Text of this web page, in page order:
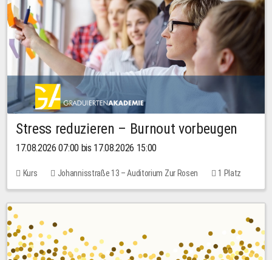
Stress reduzieren – Burnout vorbeugen
17.08.2026 07:00 bis 17.08.2026 15:00
Kurs Johannisstraße 13 – Auditorium Zur Rosen
1 Platz
10,00 EUR